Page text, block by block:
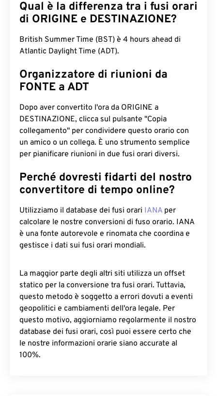
Qual è la differenza tra i fusi orari
di ORIGINE e DESTINAZIONE?
British Summer Time (BST) è 4 hours ahead di
Atlantic Daylight Time (ADT).
Organizzatore di riunioni da
FONTE a ADT
Dopo aver convertito l'ora da ORIGINE a
DESTINAZIONE, clicca sul pulsante "Copia
collegamento" per condividere questo orario con
un amico o un collega. È uno strumento semplice
per pianificare riunioni in due fusi orari diversi.
Perché dovresti fidarti del nostro
convertitore di tempo online?
Utilizziamo il database dei fusi orari IANA per
calcolare le nostre conversioni di fuso orario. IANA
è una fonte autorevole e rinomata che coordina e
gestisce i dati sui fusi orari mondiali.
La maggior parte degli altri siti utilizza un offset
statico per la conversione tra fusi orari. Tuttavia,
questo metodo è soggetto a errori dovuti a eventi
geopolitici e cambiamenti dell'ora legale. Per
questo motivo, aggiorniamo regolarmente il nostro
database dei fusi orari, così puoi essere certo che
le nostre informazioni orarie siano accurate al
100%.